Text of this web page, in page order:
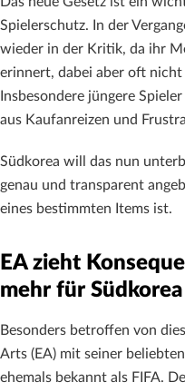
Spielerschutz. In der
wieder in der Kritik, da ihr
erinnert, dabei aber oft nicht
Insbesondere jüngere
aus Kaufanreizen und
Südkorea will das nun
genau und transparent
eines bestimmten Items ist.
EA zieht
mehr für Südkorea
Besonders betroffen von
Arts (EA) mit seiner
ehemals bekannt als FIFA.